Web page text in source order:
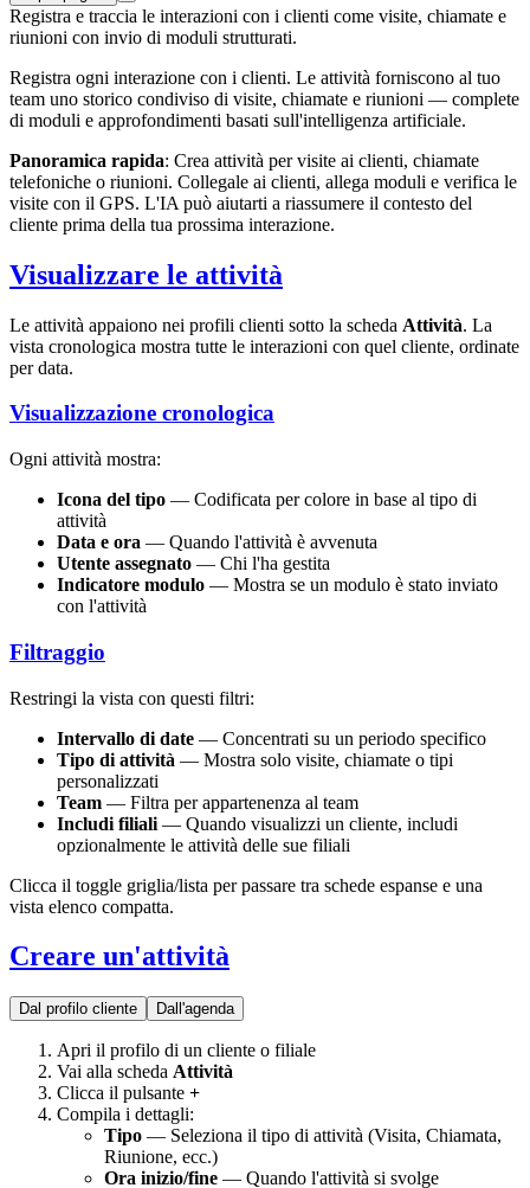
Registra e traccia le interazioni con i clienti come visite, chiamate e
riunioni con invio di moduli strutturati.
Registra ogni interazione con i clienti. Le attività forniscono al tuo
team uno storico condiviso di visite, chiamate e riunioni — complete
di moduli e approfondimenti basati sull'intelligenza artificiale.
Panoramica rapida: Crea attività per visite ai clienti, chiamate
telefoniche o riunioni. Collegale ai clienti, allega moduli e verifica le
visite con il GPS. L'IA può aiutarti a riassumere il contesto del
cliente prima della tua prossima interazione.
Visualizzare le attività
Le attività appaiono nei profili clienti sotto la scheda Attività. La
vista cronologica mostra tutte le interazioni con quel cliente, ordinate
per data.
Visualizzazione cronologica
Ogni attività mostra:
Icona del tipo — Codificata per colore in base al tipo di
attività
Data e ora — Quando l'attività è avvenuta
Utente assegnato — Chi l'ha gestita
Indicatore modulo — Mostra se un modulo è stato inviato
con l'attività
Filtraggio
Restringi la vista con questi filtri:
Intervallo di date — Concentrati su un periodo specifico
Tipo di attività — Mostra solo visite, chiamate o tipi
personalizzati
Team — Filtra per appartenenza al team
Includi filiali — Quando visualizzi un cliente, includi
opzionalmente le attività delle sue filiali
Clicca il toggle griglia/lista per passare tra schede espanse e una
vista elenco compatta.
Creare un'attività
Dal profilo cliente Dall'agenda
Apri il profilo di un cliente o filiale
Vai alla scheda Attività
Clicca il pulsante +
Compila i dettagli:
Tipo — Seleziona il tipo di attività (Visita, Chiamata,
Riunione, ecc.)
Ora inizio/fine — Quando l'attività si svolge